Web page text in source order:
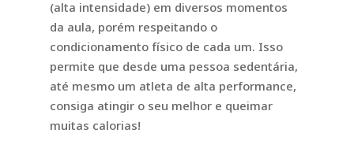
(alta intensidade) em diversos momentos
da aula, porém respeitando o
condicionamento físico de cada um. Isso
permite que desde uma pessoa sedentária,
até mesmo um atleta de alta performance,
consiga atingir o seu melhor e queimar
muitas calorias!